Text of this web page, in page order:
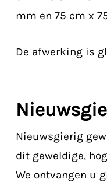
mm en 75 cm x
De afwerking is
Nieuwsgierig
dit geweldige,
We ontvangen u